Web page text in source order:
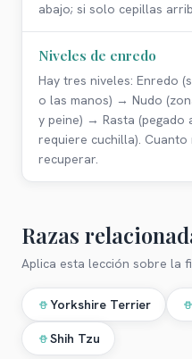
abajo; si solo cepillas
Niveles de enredo
Hay tres niveles: Enredo
o las manos) → Nudo
y peine) → Rasta (pegado
requiere cuchilla). Cuanto
recuperar.
Razas
Aplica esta lección sobre la
Yorkshire Terrier
Shih Tzu